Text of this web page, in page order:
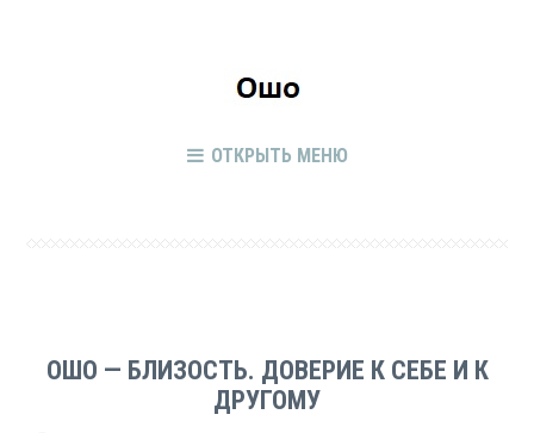
ОТКРЫТЬ МЕНЮ
ОШО — БЛИЗОСТЬ. ДОВЕРИЕ К СЕБЕ И К
ДРУГОМУ